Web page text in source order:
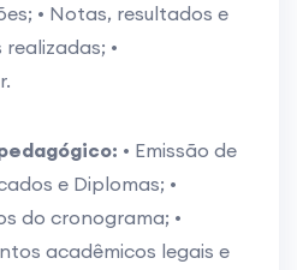
• Notas, resultados e
•
• Emissão de
e Diplomas; •
do cronograma; •
acadêmicos legais e